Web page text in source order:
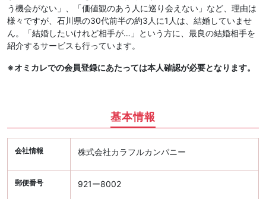
う機会がない」、「価値観のあう人に巡り会えない」など、理由は
様々ですが、石川県の30代前半の約3人に1人は、結婚していませ
ん。「結婚したいけれど相手が…」という方に、最良の結婚相手を
紹介するサービスも行っています。
※オミカレでの会員登録にあたっては本人確認が必要となります。
基本情報
会社情報 株式会社カラフルカンパニー
郵便番号 921ー8002